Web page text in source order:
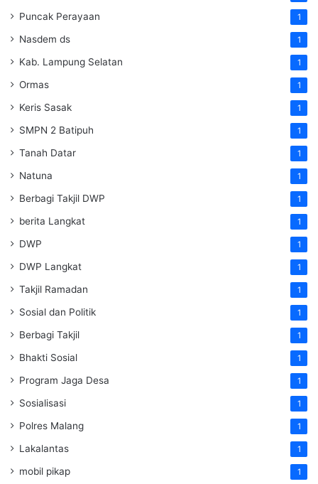
Puncak Perayaan 1
Nasdem ds 1
Kab. Lampung Selatan 1
Ormas 1
Keris Sasak 1
SMPN 2 Batipuh 1
Tanah Datar 1
Natuna 1
Berbagi Takjil DWP 1
berita Langkat 1
DWP 1
DWP Langkat 1
Takjil Ramadan 1
Sosial dan Politik 1
Berbagi Takjil 1
Bhakti Sosial 1
Program Jaga Desa 1
Sosialisasi 1
Polres Malang 1
Lakalantas 1
mobil pikap 1